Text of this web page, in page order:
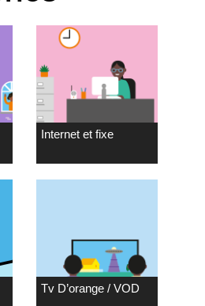
Internet et fixe
Tv D’orange / VOD